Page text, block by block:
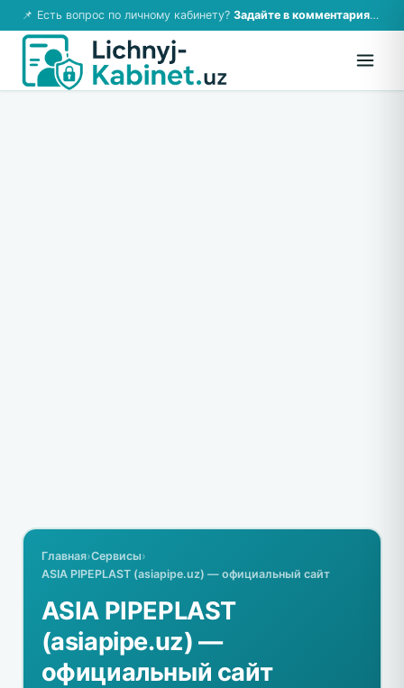
📌 Есть вопрос по личному кабинету? Задайте в комментариях — ответим!
Главная›Сервисы›
ASIA PIPEPLAST (asiapipe.uz) — официальный сайт
ASIA PIPEPLAST
(asiapipe.uz) —
официальный сайт